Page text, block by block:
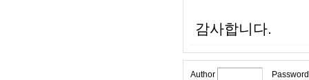
감사합니다.
Author
Password